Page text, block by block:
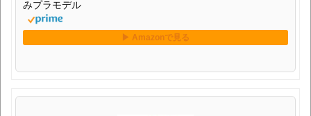
みプラモデル